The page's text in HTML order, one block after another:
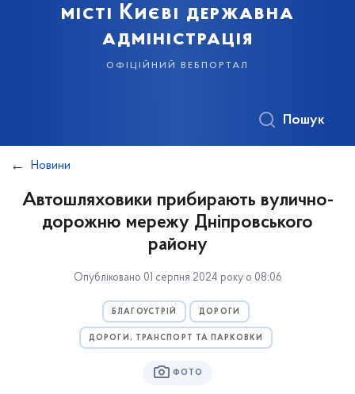
місті Києві державна
адміністрація
офіційний вебпортал
Пошук
Новини
Автошляховики прибирають вулично-
дорожню мережу Дніпровського
району
Опубліковано 01 серпня 2024 року о 08:06
БЛАГОУСТРІЙ ДОРОГИ
ДОРОГИ, ТРАНСПОРТ ТА ПАРКОВКИ
ФОТО